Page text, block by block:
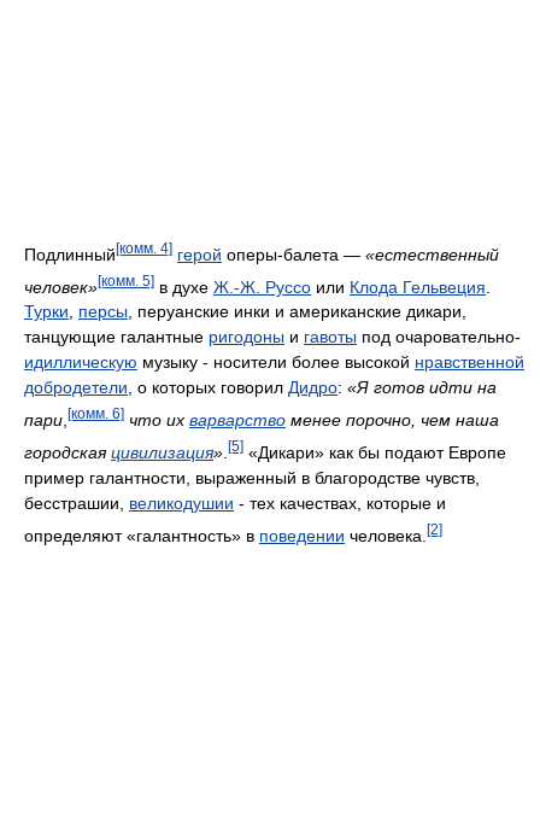
Подлинный[комм. 4] герой оперы-балета — «естественный
человек»[комм. 5] в духе Ж.-Ж. Руссо или Клода Гельвеция
Турки, персы, перуанские инки и американские дикари,
танцующие галантные ригодоны и гавоты под очаровательно-
идиллическую музыку - носители более высокой нравственной
добродетели, о которых говорил Дидро: «Я готов идти на
пари [комм. 6] что их варварство менее порочно, чем наша
городскаяцивилизация» [5] «Дикари» как бы подают Европе
пример галантности, выраженный в благородстве чувств,
бесстрашии, великодушии - тех качествах, которые и
определяют «галантность» в поведении человека. [2]